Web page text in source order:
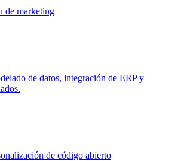
de marketing
de datos, integración de ERP y
de código abierto